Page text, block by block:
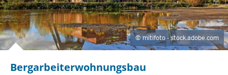
mitifoto - stock.adobe.com
IBergarbeiterwohnungsbau